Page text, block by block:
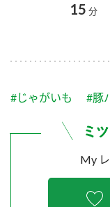
ふりかけ
炊き込みご
つゆ
PIN印
ミツ
環境
MIM
販売終了製品のご案内
15 分
#じゃがいも #豚
My